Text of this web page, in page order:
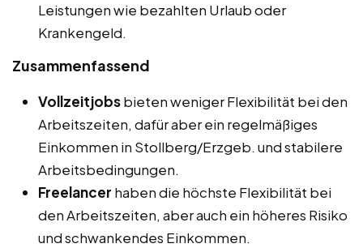
Leistungen wie bezahlten Urlaub oder
Krankengeld.
Zusammenfassend
Vollzeitjobsbieten weniger Flexibilität bei den
Arbeitszeiten, dafür aber ein regelmäßiges
Einkommen in Stollberg/Erzgeb. und stabilere
Arbeitsbedingungen.
Freelancer haben die höchste Flexibilität bei
den Arbeitszeiten, aber auch ein höheres Risiko
und schwankendes Einkommen.